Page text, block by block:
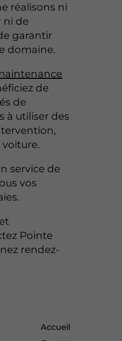
réalisons ni
ni de
garantir
domaine.
de
de
à utiliser des
service de
vos
Pointe
rendez-
Accueil